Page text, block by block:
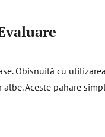
Obisnuită cu
Aceste pahare